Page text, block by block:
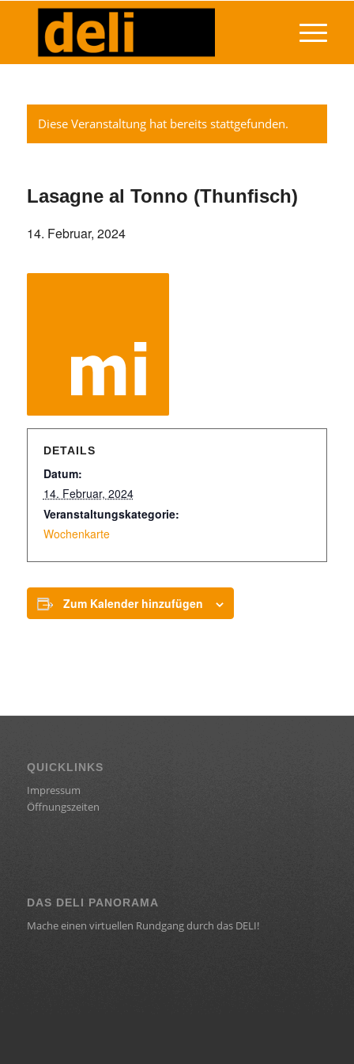
Diese Veranstaltung hat bereits stattgefunden.
Lasagne al Tonno (Thunfisch)
14. Februar, 2024
DETAILS
Datum:
14. Februar, 2024
Veranstaltungskategorie:
Wochenkarte
Zum Kalender hinzufügen
QUICKLINKS
Impressum
Öffnungszeiten
DAS DELI PANORAMA
Mache einen virtuellen Rundgang durch das DELI!